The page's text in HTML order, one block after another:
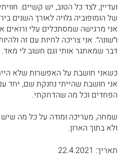
ועדיין, לצד כל הטוב, יש קשיים.
של הומופוביה גלויה לאורך השנים
אני מרגישה שמסתכלים עלי ורואים
ו״שונה״. אני צריכה לחיות עם זה
דבר שמאתגר אותי וגם חשוב לי מאד.
כשאני חושבת על האפשרות שלא
אני חושבת שהייתי נחנקת שם, יחד
הפחדים וכל מה שהדחקתי.
שמחה, מעריכה ומודה על כל מה שיש
ולא בתוך הארון.
תאריך: 22.4.2021